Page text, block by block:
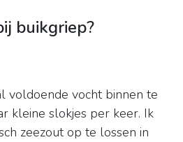
buikgriep?
voldoende vocht binnen te
kleine slokjes per keer. Ik
zeezout op te lossen in